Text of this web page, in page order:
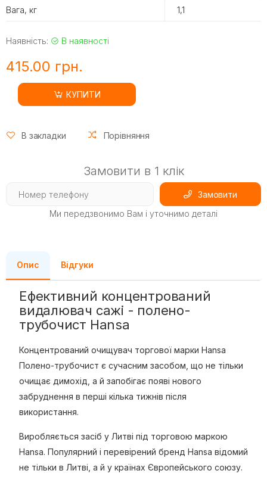
Вага, кг 1,1
Наявність: В наявності
415.00 грн.
КУПИТИ
В закладки Порівняння
Замовити в 1 клік
Замовити
Ми передзвонимо Вам і уточнимо деталі
Опис Відгуки
Ефективний концентрований
видалювач сажі - полено-
трубочист Hansa
Концентрований очищувач торгової марки Hansa
Полено-трубочист є сучасним засобом, що не тільки
очищає димохід, а й запобігає появі нового
забруднення в перші кілька тижнів після
використання.
Виробляється засіб у Литві під торговою маркою
Hansa. Популярний і перевірений бренд Hansa відомий
не тільки в Литві, а й у країнах Європейського союзу.